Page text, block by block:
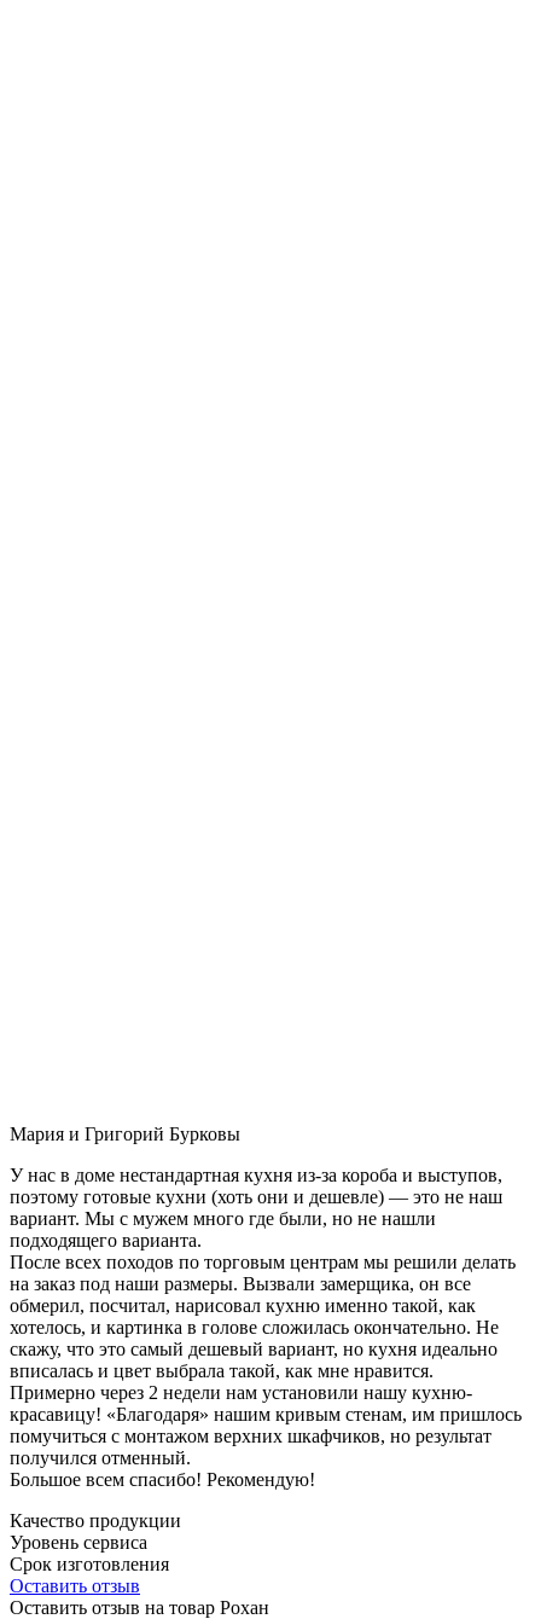
Мария и Григорий Бурковы
У нас в доме нестандартная кухня из-за короба и выступов,
поэтому готовые кухни (хоть они и дешевле) — это не наш
вариант. Мы с мужем много где были, но не нашли
подходящего варианта.
После всех походов по торговым центрам мы решили делать
на заказ под наши размеры. Вызвали замерщика, он все
обмерил, посчитал, нарисовал кухню именно такой, как
хотелось, и картинка в голове сложилась окончательно. Не
скажу, что это самый дешевый вариант, но кухня идеально
вписалась и цвет выбрала такой, как мне нравится.
Примерно через 2 недели нам установили нашу кухню-
красавицу! «Благодаря» нашим кривым стенам, им пришлось
помучиться с монтажом верхних шкафчиков, но результат
получился отменный.
Большое всем спасибо! Рекомендую!
Качество продукции
Уровень сервиса
Срок изготовления
Оставить отзыв
Оставить отзыв на товар Рохан